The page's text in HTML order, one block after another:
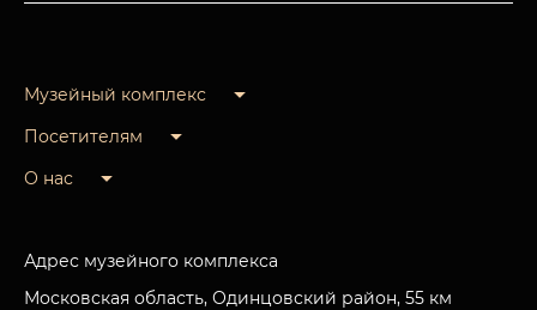
Музейный комплекс
Посетителям
О нас
Адрес музейного комплекса
Московская область, Одинцовский район, 55 км